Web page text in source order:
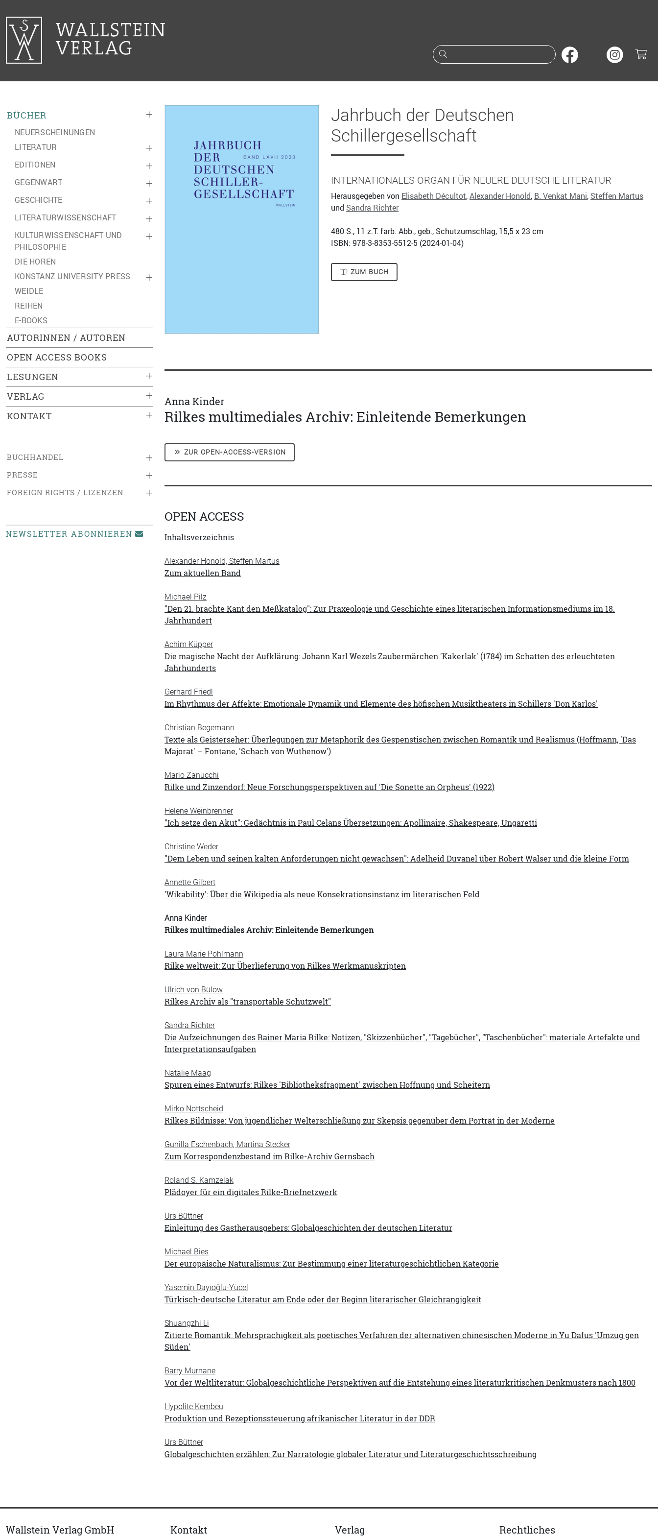
Suche nach Büchern oder
+
BÜCHER
NEUERSCHEINUNGEN
+
LITERATUR
+
EDITIONEN
+
GEGENWART
+
GESCHICHTE
+
LITERATURWISSENSCHAFT
+
KULTURWISSENSCHAFT UND
PHILOSOPHIE
DIE HOREN
+
KONSTANZ UNIVERSITY PRESS
WEIDLE
REIHEN
E-BOOKS
AUTORINNEN / AUTOREN
OPEN ACCESS BOOKS
+
LESUNGEN
+
VERLAG
+
KONTAKT
+
BUCHHANDEL
+
PRESSE
+
FOREIGN RIGHTS / LIZENZEN
NEWSLETTER ABONNIEREN
Jahrbuch der Deutschen
Schillergesellschaft
INTERNATIONALES ORGAN FÜR NEUERE DEUTSCHE LITERATUR
Herausgegeben von Elisabeth Décultot,Alexander Honold, B. Venkat Mani, Steffen Martus
und Sandra Richter
480 S., 11 z.T. farb. Abb., geb., Schutzumschlag, 15,5 x 23 cm
ISBN: 978-3-8353-5512-5 (2024-01-04)
ZUM BUCH
Anna Kinder
Rilkes multimediales Archiv: Einleitende Bemerkungen
ZUR OPEN-ACCESS-VERSION
OPEN ACCESS
Inhaltsverzeichnis
Alexander Honold, Steffen Martus
Zum aktuellen Band
Michael Pilz
"Den 21. brachte Kant den Meßkatalog": Zur Praxeologie und Geschichte eines literarischen Informationsmediums im 18.
Jahrhundert
Achim Küpper
Die magische Nacht der Aufklärung: Johann Karl Wezels Zaubermärchen 'Kakerlak' (1784) im Schatten des erleuchteten
Jahrhunderts
Gerhard Friedl
Im Rhythmus der Affekte: Emotionale Dynamik und Elemente des höfischen Musiktheaters in Schillers 'Don Karlos'
Christian Begemann
Texte als Geisterseher: Überlegungen zur Metaphorik des Gespenstischen zwischen Romantik und Realismus (Hoffmann, 'Das
Majorat' – Fontane, 'Schach von Wuthenow')
Mario Zanucchi
Rilke und Zinzendorf: Neue Forschungsperspektiven auf 'Die Sonette an Orpheus' (1922)
Helene Weinbrenner
"Ich setze den Akut": Gedächtnis in Paul Celans Übersetzungen: Apollinaire, Shakespeare, Ungaretti
Christine Weder
"Dem Leben und seinen kalten Anforderungen nicht gewachsen": Adelheid Duvanel über Robert Walser und die kleine Form
Annette Gilbert
'Wikability': Über die Wikipedia als neue Konsekrationsinstanz im literarischen Feld
Anna Kinder
Rilkes multimediales Archiv: Einleitende Bemerkungen
Laura Marie Pohlmann
Rilke weltweit: Zur Überlieferung von Rilkes Werkmanuskripten
Ulrich von Bülow
Rilkes Archiv als "transportable Schutzwelt"
Sandra Richter
Die Aufzeichnungen des Rainer Maria Rilke: Notizen, "Skizzenbücher", "Tagebücher", "Taschenbücher": materiale Artefakte und
Interpretationsaufgaben
Natalie Maag
Spuren eines Entwurfs: Rilkes 'Bibliotheksfragment' zwischen Hoffnung und Scheitern
Mirko Nottscheid
Rilkes Bildnisse: Von jugendlicher Welterschließung zur Skepsis gegenüber dem Porträt in der Moderne
Gunilla Eschenbach, Martina Stecker
Zum Korrespondenzbestand im Rilke-Archiv Gernsbach
Roland S. Kamzelak
Plädoyer für ein digitales Rilke-Briefnetzwerk
Urs Büttner
Einleitung des Gastherausgebers: Globalgeschichten der deutschen Literatur
Michael Bies
Der europäische Naturalismus: Zur Bestimmung einer literaturgeschichtlichen Kategorie
Yasemin Dayıoğlu-Yücel
Türkisch-deutsche Literatur am Ende oder der Beginn literarischer Gleichrangigkeit
Shuangzhi Li
Zitierte Romantik: Mehrsprachigkeit als poetisches Verfahren der alternativen chinesischen Moderne in Yu Dafus 'Umzug gen
Süden'
Barry Murnane
Vor der Weltliteratur: Globalgeschichtliche Perspektiven auf die Entstehung eines literaturkritischen Denkmusters nach 1800
Hypolite Kembeu
Produktion und Rezeptionssteuerung afrikanischer Literatur in der DDR
Urs Büttner
Globalgeschichten erzählen: Zur Narratologie globaler Literatur und Literaturgeschichtsschreibung
Wallstein Verlag GmbH Kontakt Verlag Rechtliches